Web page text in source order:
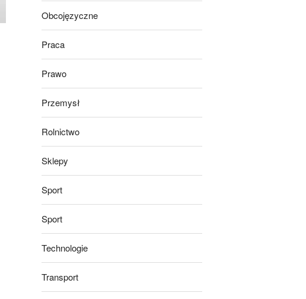
Obcojęzyczne
Praca
Prawo
Przemysł
Rolnictwo
Sklepy
Sport
Sport
Technologie
Transport